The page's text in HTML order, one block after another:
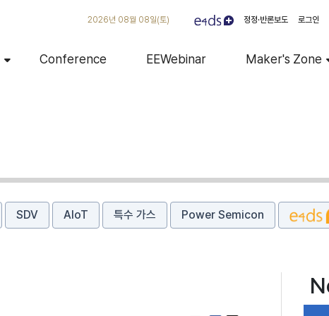
2026년 08월 08일(토) 정정·반론보도 로그인
Conference EEWebinar Maker's Zone
SDV AIoT 특수 가스 Power Semicon